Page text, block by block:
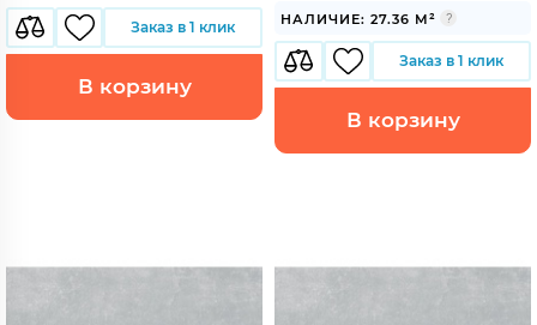
Заказ в 1 клик
В корзину
НАЛИЧИЕ: 27.36 М²
Заказ в 1 клик
В корзину